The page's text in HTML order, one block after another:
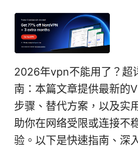
2026年vpn不能用了？超
南：本篇文章提供最新的
步骤、替代方案，以及实
助你在网络受限或连接不
验。以下是快速指南、深